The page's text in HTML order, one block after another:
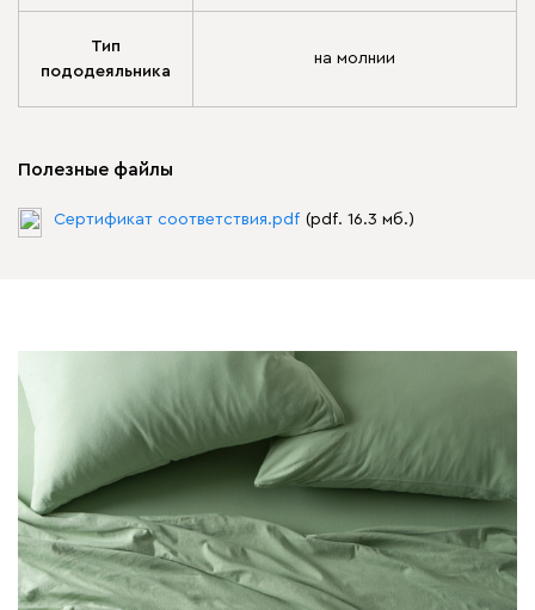
Тип
пододеяльника
на молнии
Полезные файлы
Сертификат соответствия.pdf (pdf. 16.3 мб.)